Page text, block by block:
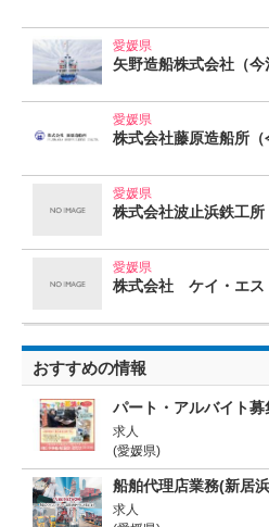
愛媛県
矢野造船株式会社 （
愛媛県
株式会社藤原造船所
愛媛県
株式会社波止浜鉄工所
愛媛県
株式会社 ケイ・エス
おすすめの情報
パート・アルバイト募
求人
(愛媛県)
船舶代理店業務(新居
求人